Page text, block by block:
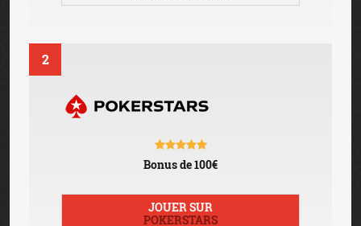
2
Bonus de 100€
JOUER SUR
POKERSTARS